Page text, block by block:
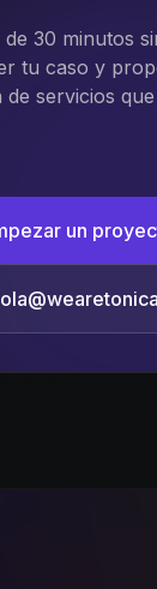
de 30 minutos
tu caso y
servicios
un